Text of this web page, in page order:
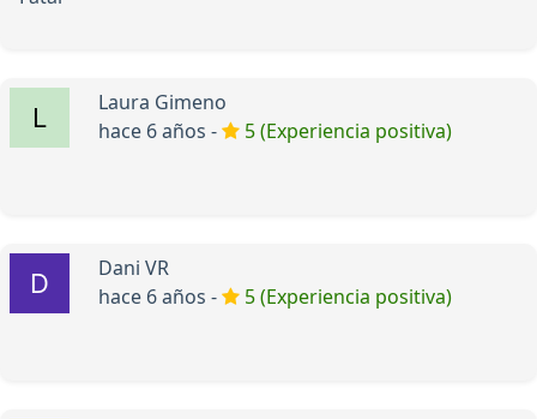
Laura Gimeno
hace 6 años -
5 (Experiencia positiva)
Dani VR
hace 6 años -
5 (Experiencia positiva)